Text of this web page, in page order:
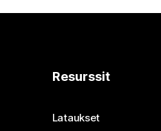
Resurssit
Lataukset